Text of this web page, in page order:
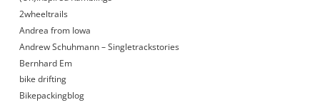
2wheeltrails
Andrea from Iowa
Andrew Schuhmann – Singletrackstories
Bernhard Em
bike drifting
Bikepackingblog